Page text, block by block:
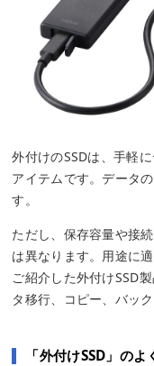
外付けのSSDは、手軽
アイテムです。データ
す。
ただし、保存容量や接
は異なります。用途に
ご紹介した外付けSSD
タ移行、コピー、バッ
「外付けSSD」の